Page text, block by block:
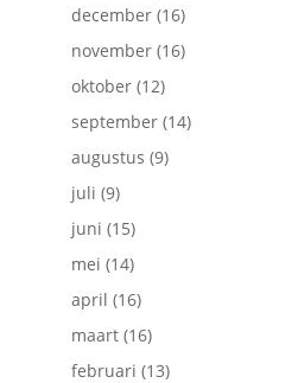
december(16)
november(16)
oktober(12)
september(14)
augustus (9)
juli (9)
juni (15)
mei (14)
april (16)
maart(16)
februari (13)